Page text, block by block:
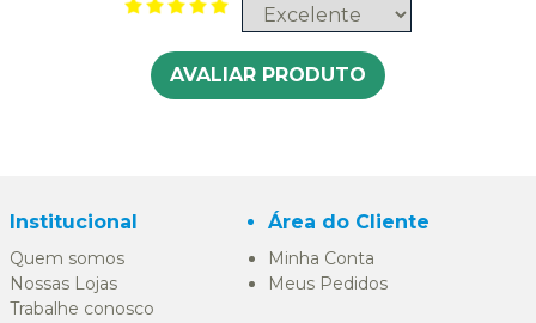
AVALIAR PRODUTO
Institucional
Quem somos
Nossas Lojas
Trabalhe conosco
Área do Cliente
Minha Conta
Meus Pedidos